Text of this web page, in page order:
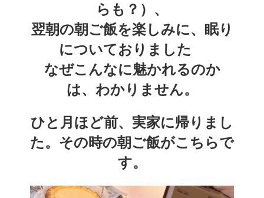
らも？）、
翌朝の朝ご飯を楽しみに、眠り
についておりました
なぜこんなに魅かれるのか
は、わかりません。
ひと月ほど前、実家に帰りまし
た。その時の朝ご飯がこちらで
す。